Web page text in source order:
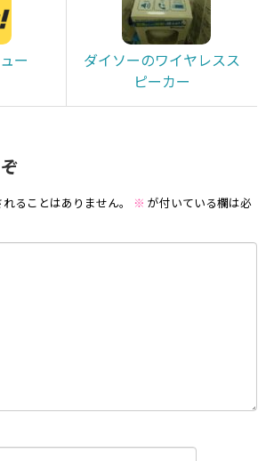
ー
ダイソーのワイヤレスス
ピーカー
ることはありません。 ※ が付いている欄は必